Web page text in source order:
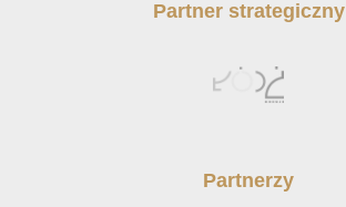
Partner strategiczny
Partnerzy